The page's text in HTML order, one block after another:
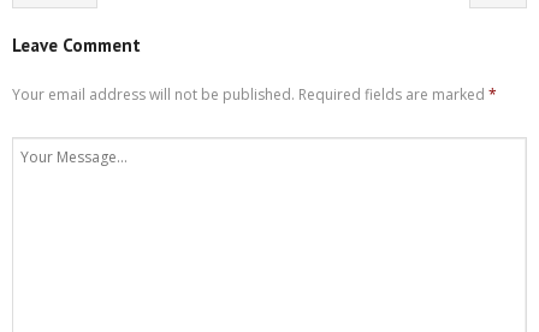
Leave Comment
Your email address will not be published. Required fields are marked *